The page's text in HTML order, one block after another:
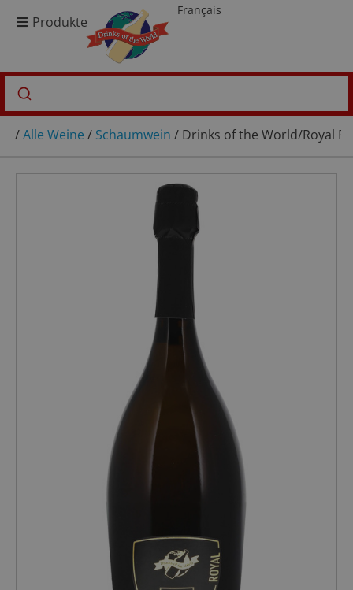
Produkte
Français
/Alle Weine / Schaumwein / Drinks of the World/Royal